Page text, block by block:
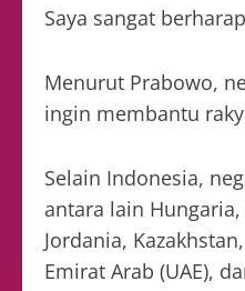
Saya sangat
Menurut Prabowo,
ingin membantu
Selain Indonesia,
antara lain
Jordania,
Emirat Arab (UAE),